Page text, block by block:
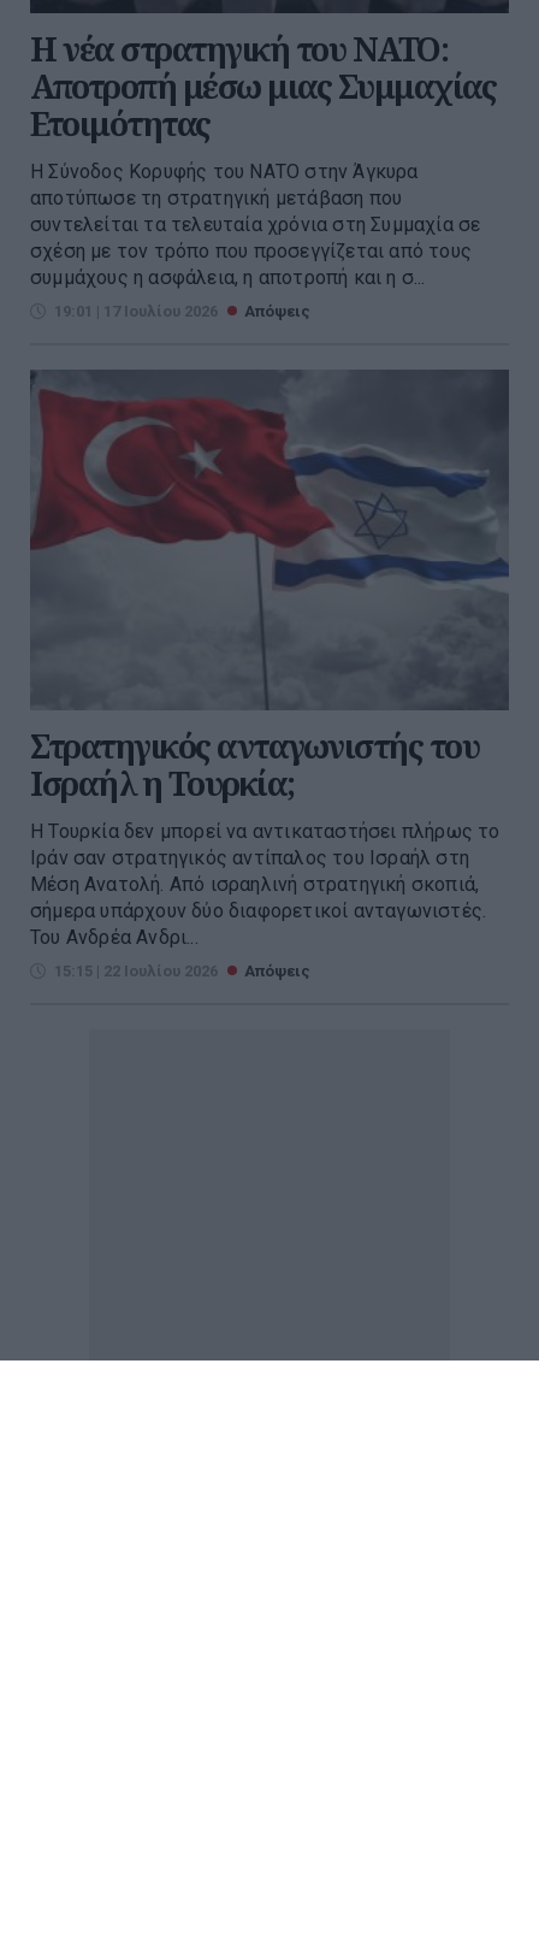
Η νέα στρατηγική του ΝΑΤΟ:
Αποτροπή μέσω μιας Συμμαχίας
Ετοιμότητας
Η Σύνοδος Κορυφής του ΝΑΤΟ στην Άγκυρα
αποτύπωσε τη στρατηγική μετάβαση που
συντελείται τα τελευταία χρόνια στη Συμμαχία σε
σχέση με τον τρόπο που προσεγγίζεται από τους
συμμάχους η ασφάλεια, η αποτροπή και η σ...
19:01 | 17 Ιουλίου 2026 Απόψεις
Στρατηγικός ανταγωνιστής του
Ισραήλ η Τουρκία;
Η Τουρκία δεν μπορεί να αντικαταστήσει πλήρως το
Ιράν σαν στρατηγικός αντίπαλος του Ισραήλ στη
Μέση Ανατολή. Από ισραηλινή στρατηγική σκοπιά,
σήμερα υπάρχουν δύο διαφορετικοί ανταγωνιστές.
Του Ανδρέα Ανδρι...
15:15 | 22 Ιουλίου 2026 Απόψεις